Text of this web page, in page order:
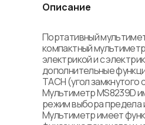
Описание
Портативный
компактный
электрикой и с
дополнительные
TACH (угол
Мультиметр MS8239D
режим выбора предела
Мультиметр имеет